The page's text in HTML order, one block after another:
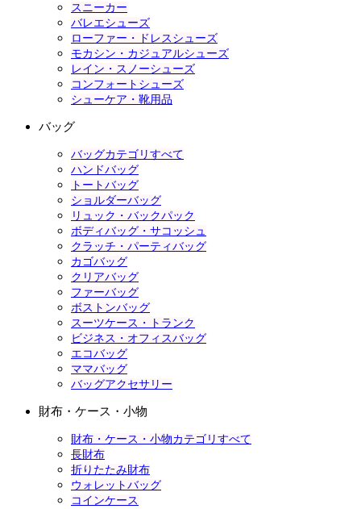
スニーカー
バレエシューズ
ローファー・ドレスシューズ
モカシン・カジュアルシューズ
レイン・スノーシューズ
コンフォートシューズ
シューケア・靴用品
バッグ
バッグカテゴリすべて
ハンドバッグ
トートバッグ
ショルダーバッグ
リュック・バックパック
ボディバッグ・サコッシュ
クラッチ・パーティバッグ
カゴバッグ
クリアバッグ
ファーバッグ
ボストンバッグ
スーツケース・トランク
ビジネス・オフィスバッグ
エコバッグ
ママバッグ
バッグアクセサリー
財布・ケース・小物
財布・ケース・小物カテゴリすべて
長財布
折りたたみ財布
ウォレットバッグ
コインケース